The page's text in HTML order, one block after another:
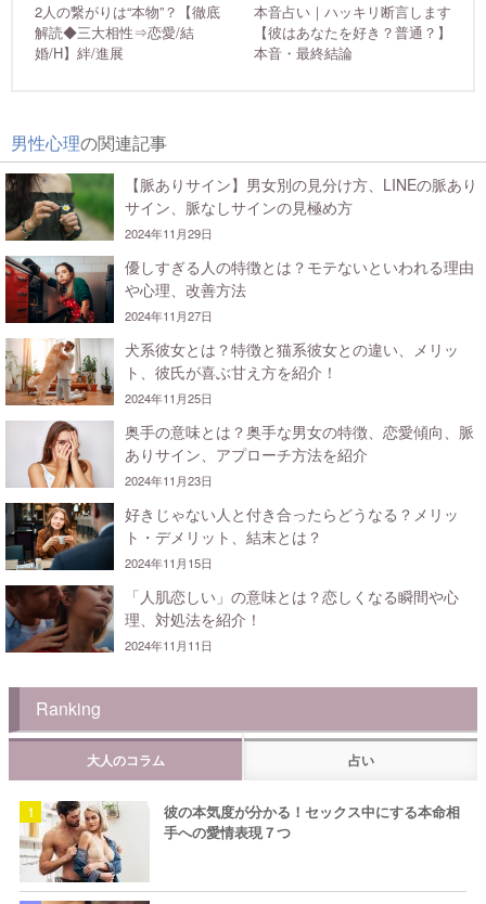
2人の繋がりは“本物”？【徹底
解読◆三大相性⇒恋愛/結
婚/H】絆/進展
本音占い｜ハッキリ断言します
【彼はあなたを好き？普通？】
本音・最終結論
男性心理の関連記事
【脈ありサイン】男女別の見分け方、LINEの脈あり
サイン、脈なしサインの見極め方
2024年11月29日
優しすぎる人の特徴とは？モテないといわれる理由
や心理、改善方法
2024年11月27日
犬系彼女とは？特徴と猫系彼女との違い、メリッ
ト、彼氏が喜ぶ甘え方を紹介！
2024年11月25日
奥手の意味とは？奥手な男女の特徴、恋愛傾向、脈
ありサイン、アプローチ方法を紹介
2024年11月23日
好きじゃない人と付き合ったらどうなる？メリッ
ト・デメリット、結末とは？
2024年11月15日
「人肌恋しい」の意味とは？恋しくなる瞬間や心
理、対処法を紹介！
2024年11月11日
Ranking
大人のコラム 占い
彼の本気度が分かる！セックス中にする本命相
手への愛情表現７つ